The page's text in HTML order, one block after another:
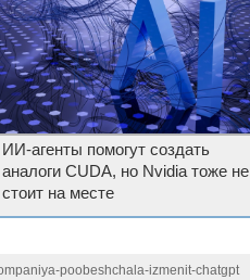
ИИ-агенты помогут создать
аналоги CUDA, но Nvidia тоже не
стоит на месте
poobeshchala-izmenit-chatgpt